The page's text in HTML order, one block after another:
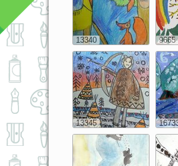
13340 9665
13345